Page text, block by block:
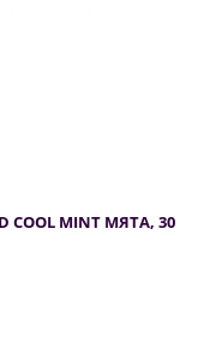
MINT МЯТА, 30